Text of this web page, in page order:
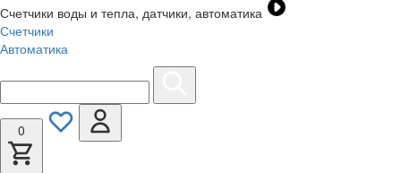
Счетчики воды и тепла, датчики, автоматика
Счетчики
Автоматика
0